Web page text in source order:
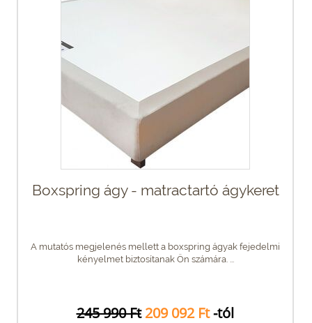
Boxspring ágy - matractartó ágykeret
A mutatós megjelenés mellett a boxspring ágyak fejedelmi
kényelmet biztosítanak Ön számára. ...
245 990 Ft 209 092 Ft-tól